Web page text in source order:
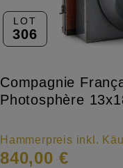
LOT
306
Compagnie
Photosphère
Hammerpreis inkl.
840,00 €